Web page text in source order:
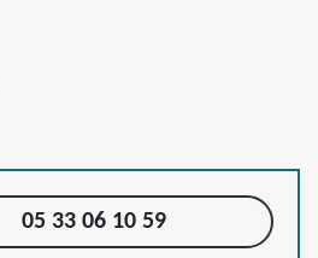
05 33 06 10 59